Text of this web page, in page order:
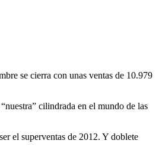
se cierra con unas ventas de 10.979
cilindrada en el mundo de las
el superventas de 2012. Y doblete